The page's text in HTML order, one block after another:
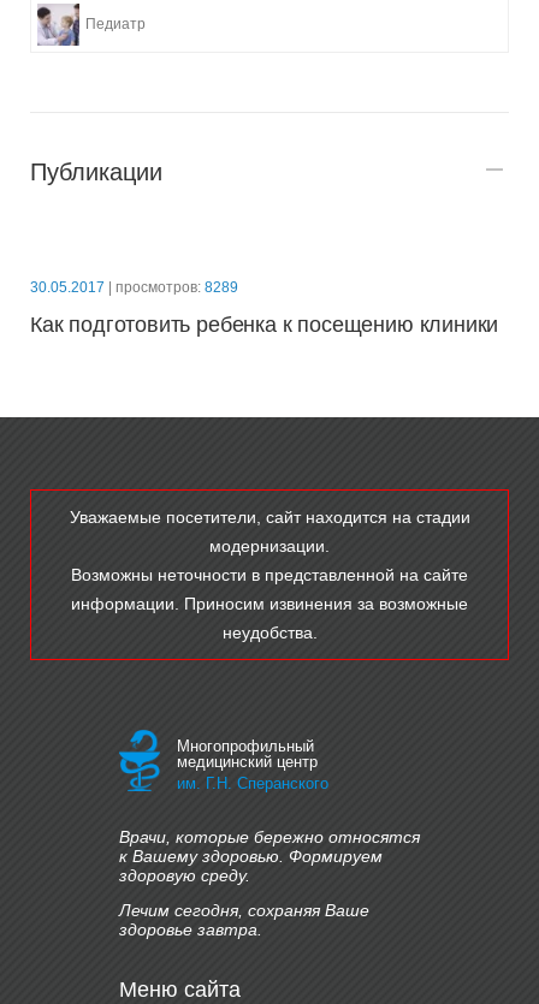
Педиатр
Публикации
30.05.2017 | просмотров: 8289
Как подготовить ребенка к посещению клиники
Уважаемые посетители, сайт находится на стадии
модернизации.
Возможны неточности в представленной на сайте
информации. Приносим извинения за возможные
неудобства.
Многопрофильный
медицинский центр
им. Г.Н. Сперанского
Врачи, которые бережно относятся
к Вашему здоровью. Формируем
здоровую среду.
Лечим сегодня, сохраняя Ваше
здоровье завтра.
Меню сайта